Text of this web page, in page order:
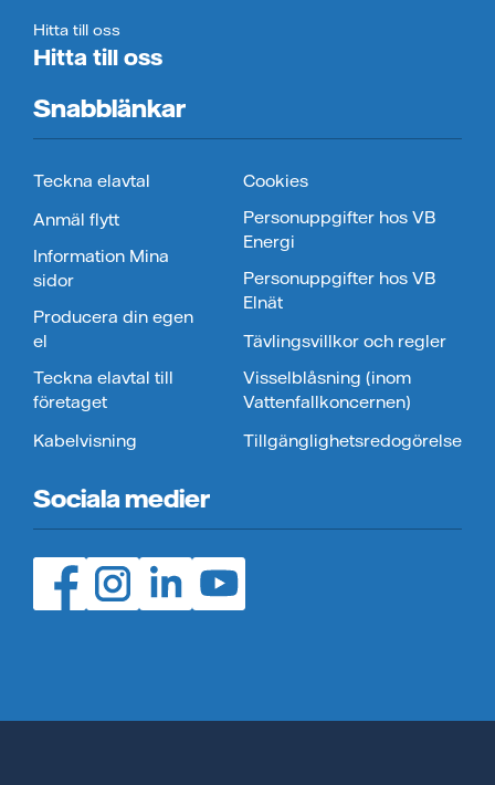
Hitta till oss
Hitta till oss
Snabblänkar
Teckna elavtal
Anmäl flytt
Information Mina
sidor
Producera din egen
el
Teckna elavtal till
företaget
Kabelvisning
Cookies
Personuppgifter hos VB
Energi
Personuppgifter hos VB
Elnät
Tävlingsvillkor och regler
Visselblåsning (inom
Vattenfallkoncernen)
Tillgänglighetsredogörelse
Sociala medier
Facebook (öppnas i ny flik)
Instagram (öppnas i ny flik)
LinedIn (öppnas i ny flik)